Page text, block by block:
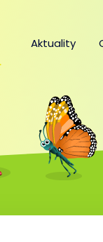
Aktuality